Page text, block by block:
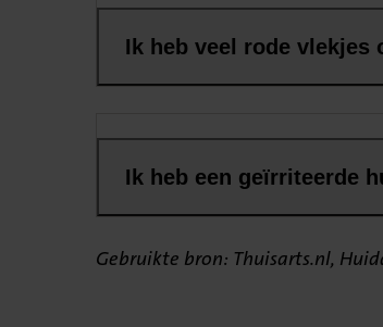
Ik heb veel rode vlekjes
Ik heb een geïrriteerde
Gebruikte bron: Thuisarts.nl,